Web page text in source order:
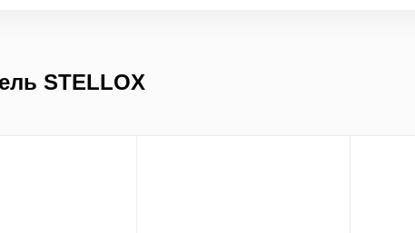
коленчатого вала
STELLOX